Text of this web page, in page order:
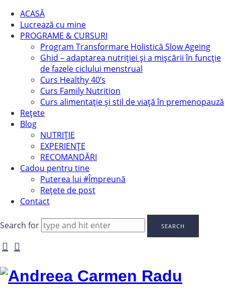
ACASĂ
Lucrează cu mine
PROGRAME & CURSURI
Program Transformare Holistică Slow Ageing
Ghid – adaptarea nutriției și a mișcării în funcție
de fazele ciclului menstrual
Curs Healthy 40’s
Curs Family Nutrition
Curs alimentație și stil de viață în premenopauză
Rețete
Blog
NUTRIȚIE
EXPERIENȚE
RECOMANDĂRI
Cadou pentru tine
Puterea lui #Împreună
Rețete de post
Contact
Search for
Andreea